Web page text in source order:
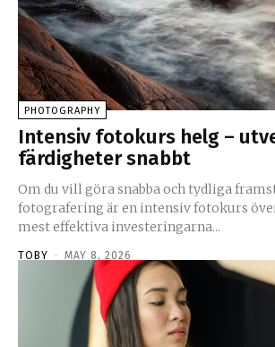
PHOTOGRAPHY
Intensiv fotokurs helg –
färdigheter snabbt
Om du vill göra snabba och tydliga
fotografering är en intensiv fotokurs
mest effektiva investeringarna...
TOBY - MAY 8, 2026